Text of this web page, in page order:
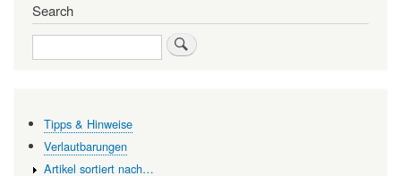
der
Search
Search
Tipps & Hinweise
Verlautbarungen
Artikel sortiert nach…